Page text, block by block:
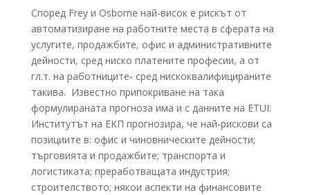
Според Frey и Osborne най-висок е рискът от
автоматизиране на работните места в сферата на
услугите, продажбите, офис и административните
дейности, сред ниско платените професии, а от
гл.т. на работниците- сред нискоквалифицираните
такива. Известно припокриване на така
формулираната прогноза има и с данните на ETUI:
Институтът на ЕКП прогнозира, че най-рискови са
позициите в: офис и чиновническите дейности;
търговията и продажбите; транспорта и
логистиката; преработващата индустрия;
строителството; някои аспекти на финансовите